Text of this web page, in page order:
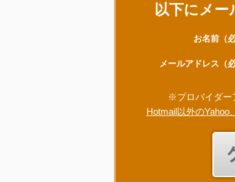
以下にメ
お名前（
メールアドレス （
※プロバイダー
Hotmail以外のYahoo